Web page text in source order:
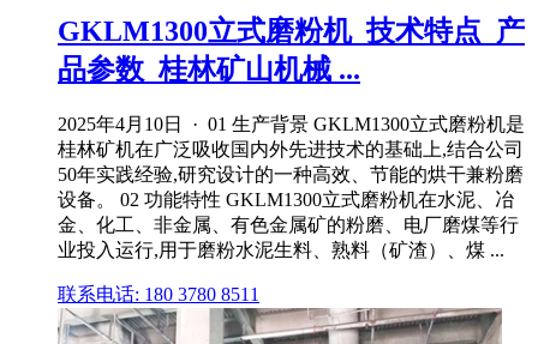
GKLM1300立式磨粉机_技术特点_产
品参数_桂林矿山机械 ...
2025年4月10日 · 01 生产背景 GKLM1300立式磨粉机是
桂林矿机在广泛吸收国内外先进技术的基础上,结合公司
50年实践经验,研究设计的一种高效、节能的烘干兼粉磨
设备。 02 功能特性 GKLM1300立式磨粉机在水泥、冶
金、化工、非金属、有色金属矿的粉磨、电厂磨煤等行
业投入运行,用于磨粉水泥生料、熟料（矿渣）、煤 ...
联系电话: 180 3780 8511